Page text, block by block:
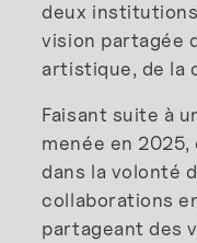
deux
vision partagée
artistique, de la
Faisant suite à
menée en
dans la volonté
collaborations
partageant des